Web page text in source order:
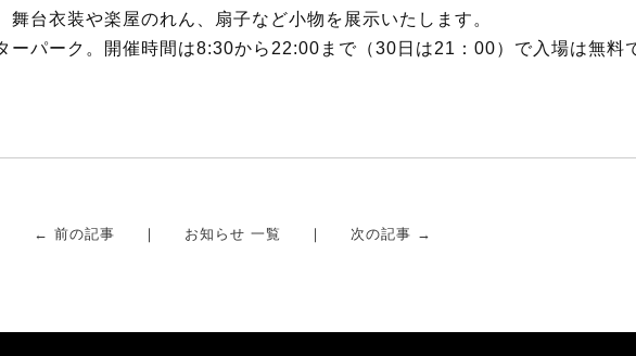
舞台衣装や楽屋のれん、扇子など小物を展示いたします。
ーパーク。開催時間は8:30から22:00まで（30日は21：00）で入場は無料
← 前の記事 お知らせ 一覧 次の記事 →